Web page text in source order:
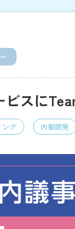
スに
ング 内製開発